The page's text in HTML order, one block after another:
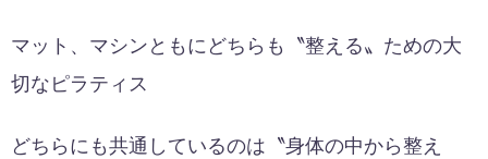
マット、マシンともにどちらも〝整える〟ための大
切なピラティス
どちらにも共通しているのは〝身体の中から整え